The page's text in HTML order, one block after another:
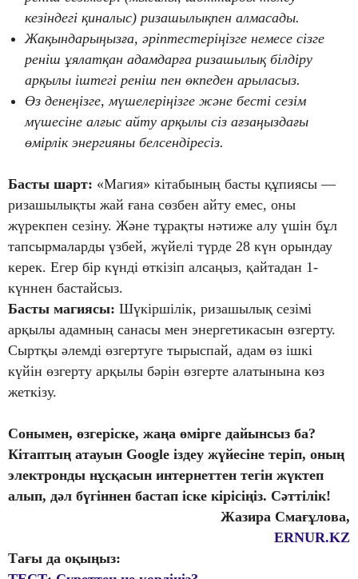
кезіндегі қиналыс) ризашылықпен алмасады.
Жақындарыңызға, әріптестеріңізге немесе сізге
реніш ұялатқан адамдарға ризашылық білдіру
арқылы іштегі реніш пен өкпеден арыласыз.
Өз денеңізге, мүшелеріңізге және бесті сезім
мүшесіне алғыс айту арқылы сіз ағзаңыздағы
өмірлік энергияны белсендіресіз.
Басты шарт: «Магия» кітабының басты құпиясы —
ризашылықты жай ғана сөзбен айту емес, оны
жүрекпен сезіну. Және тұрақты нәтиже алу үшін бұл
тапсырмаларды үзбей, жүйелі түрде 28 күн орындау
керек. Егер бір күнді өткізіп алсаңыз, қайтадан 1-
күннен бастайсыз.
Басты магиясы: Шүкіршілік, ризашылық сезімі
арқылы адамның санасы мен энергетикасын өзгерту.
Сыртқы әлемді өзгертуге тырыспай, адам өз ішкі
күйін өзгерту арқылы бәрін өзгерте алатынына көз
жеткізу.
Сонымен, өзгеріске, жаңа өмірге дайынсыз ба?
Кітаптың атауын Google іздеу жүйесіне теріп, оның
электронды нұсқасын интернеттен тегін жүктеп
алып, дәл бүгіннен бастап іске кірісіңіз. Сәттілік!
Жазира Смағұлова,
ERNUR.KZ
Тағы да оқыңыз: